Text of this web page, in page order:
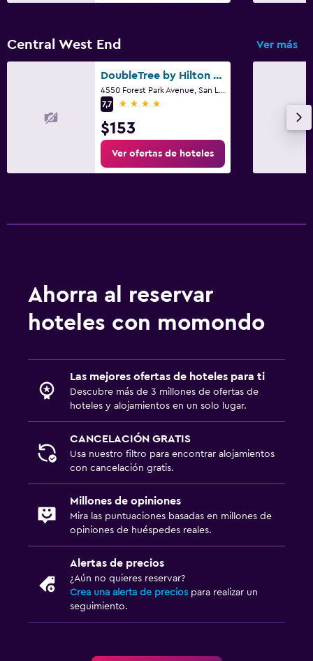
Central West End Ver más
DoubleTree by Hilton St. Louis Forest Park
7,7
4 estrellas
$153
Ver ofertas de hoteles
Ahorra al reservar
hoteles con momondo
Las mejores ofertas de hoteles para ti
Descubre más de 3 millones de ofertas de
hoteles y alojamientos en un solo lugar.
CANCELACIÓN GRATIS
Usa nuestro filtro para encontrar alojamientos
con cancelación gratis.
Millones de opiniones
Mira las puntuaciones basadas en millones de
opiniones de huéspedes reales.
Alertas de precios
¿Aún no quieres reservar?
Crea una alerta de precios para realizar un
seguimiento.